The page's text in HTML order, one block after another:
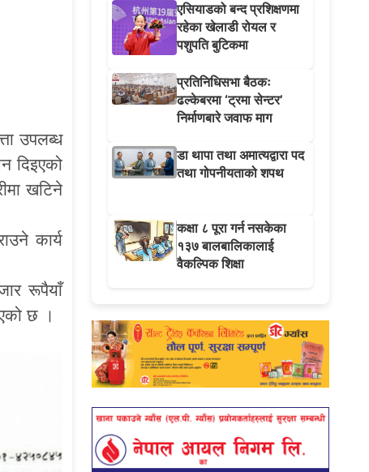
उपलब्ध
दिइएको
खटिने
कार्य
रूपैयाँ
छ ।
एसियाडको बन्द प्रशिक्षणमा
रहेका खेलाडी रोयल र
पशुपति बुटिकमा
प्रतिनिधिसभा बैठकः
ढल्केबरमा ‘ट्रमा सेन्टर’
निर्माणबारे जवाफ माग
डा थापा तथा अमात्यद्वारा पद
तथा गोपनीयताको शपथ
कक्षा ८ पूरा गर्न नसकेका
१३७ बालबालिकालाई
वैकल्पिक शिक्षा